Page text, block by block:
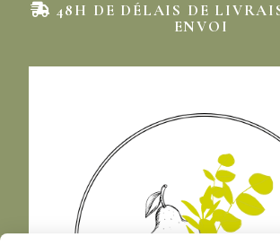
 48H DE DÉLAIS DE
ENVOI